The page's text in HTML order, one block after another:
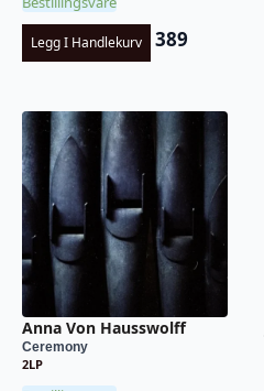
Legg I Handlekurv 389
Anna Von Hausswolff
Ceremony
2LP